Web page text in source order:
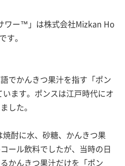
ワー™」は株式会社Mizkan Ho
す。
でかんきつ果汁を指す「ポン
ます。ポンスは江戸時代にオ
した。
酎に水、砂糖、かんきつ果
ール飲料でしたが、当時の日
かんきつ果汁だけを「ポン